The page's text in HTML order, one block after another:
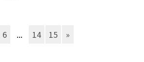
6 ... 14 15 »